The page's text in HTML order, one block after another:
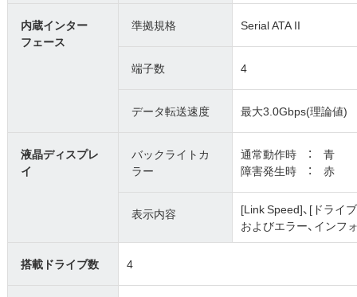
内蔵インター
フェース
準拠規格 Serial ATA II
端子数 4
データ転送速度 最大3.0Gbps(理論値)
液晶ディスプレ
イ
バックライトカ
ラー
通常動作時 ： 青
障害発生時 ： 赤
表示内容
[Link Speed]、[ドライ
およびエラー、インフ
搭載ドライブ数 4